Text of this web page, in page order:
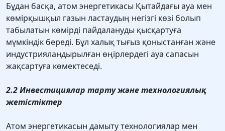
Бұдан басқа, атом энергетикасы Қытайдағы ауа мен
көмірқышқыл газын ластаудың негізгі көзі болып
табылатын көмірді пайдалануды қысқартуға
мүмкіндік береді. Бұл халық тығыз қоныстанған және
индустрияландырылған өңірлердегі ауа сапасын
жақсартуға көмектеседі.
2.2 Инвестициялар тарту және технологиялық
жетістіктер
Атом энергетикасын дамыту технологиялар мен